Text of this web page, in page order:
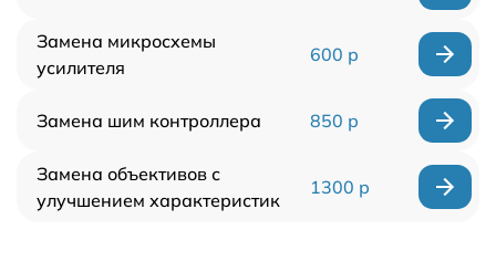
Замена микросхемы
усилителя
600 р
Замена шим контроллера 850 р
Замена объективов с
улучшением характеристик
1300 р